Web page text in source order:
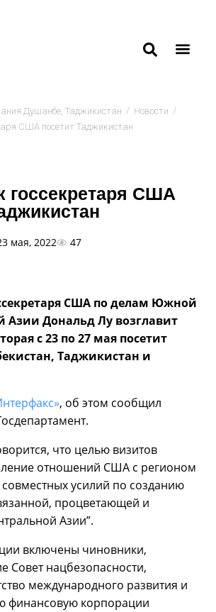
Душанбе, Таджикистан / Новости /
США посетит Таджикистан
госсекретаря США
мая, 2022 47
США по делам Южной
Азии Дональд Лу возглавит
с 23 по 27 мая посетит
Таджикистан и
, об этом сообщил
что целью визитов
отношений США с регионом
усилий по созданию
процветающей и
Азии”.
включены чиновники,
Совет нацбезопасности,
международного развития и
финансовую корпорации